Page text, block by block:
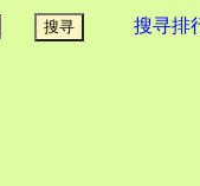
搜寻排